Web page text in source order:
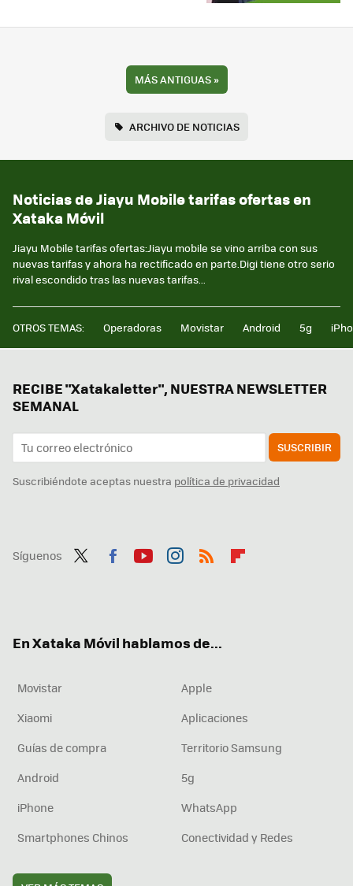
MÁS ANTIGUAS»
ARCHIVO DE NOTICIAS
Noticias de Jiayu Mobile tarifas ofertas en
Xataka Móvil
Jiayu Mobile tarifas ofertas:Jiayu mobile se vino arriba con sus
nuevas tarifas y ahora ha rectificado en parte.Digi tiene otro serio
rival escondido tras las nuevas tarifas...
OTROS TEMAS: Operadoras Movistar Android 5g
RECIBE "Xatakaletter", NUESTRA NEWSLETTER
SEMANAL
SUSCRIBIR
Suscribiéndote aceptas nuestra política de privacidad
Síguenos
En Xataka Móvil hablamos de...
Movistar
Apple
Xiaomi
Aplicaciones
Guías de compra
Territorio Samsung
Android
5g
iPhone
WhatsApp
Smartphones Chinos
Conectividad y Redes